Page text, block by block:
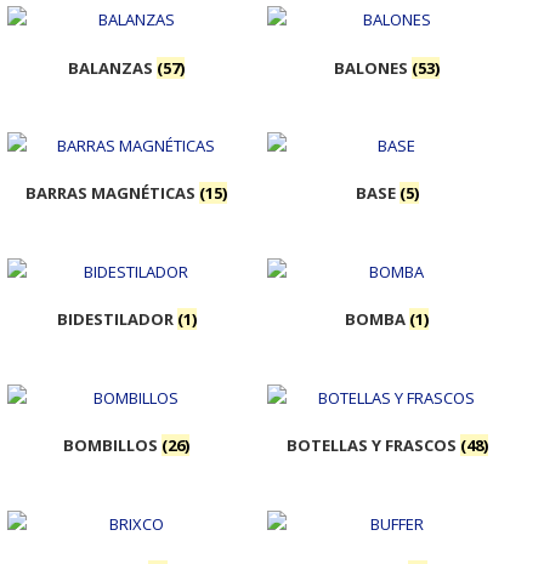
BALANZAS (57) BALONES (53)
BARRAS MAGNÉTICAS (15) BASE (5)
BIDESTILADOR (1) BOMBA (1)
BOMBILLOS (26) BOTELLAS Y FRASCOS (48)